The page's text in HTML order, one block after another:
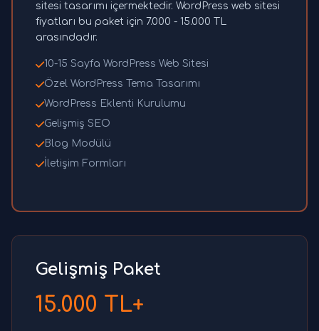
sitesi tasarımı içermektedir. WordPress web sitesi
fiyatları bu paket için 7.000 - 15.000 TL
arasındadır.
10-15 Sayfa WordPress Web Sitesi
Özel WordPress Tema Tasarımı
WordPress Eklenti Kurulumu
Gelişmiş SEO
Blog Modülü
İletişim Formları
Gelişmiş Paket
15.000 TL+